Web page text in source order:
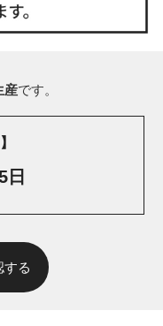
産です。
日
する